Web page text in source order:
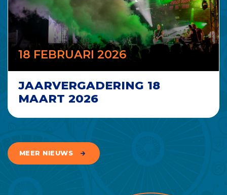
18 FEBRUARI 2026
JAARVERGADERING 18
MAART 2026
MEER NIEUWS